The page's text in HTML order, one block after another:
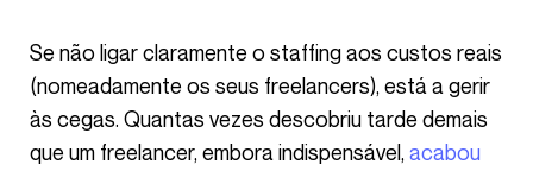
Se não ligar claramente o staffing aos custos reais
(nomeadamente os seus freelancers), está a gerir
às cegas. Quantas vezes descobriu tarde demais
que um freelancer, embora indispensável, acabou